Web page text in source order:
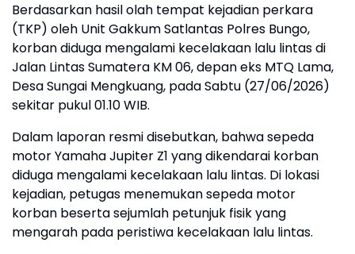
Berdasarkan hasil olah tempat kejadian perkara
(TKP) oleh Unit Gakkum Satlantas Polres Bungo,
korban diduga mengalami kecelakaan lalu lintas di
Jalan Lintas Sumatera KM 06, depan eks MTQ Lama,
Desa Sungai Mengkuang, pada Sabtu (27/06/2026)
sekitar pukul 01.10 WIB.
Dalam laporan resmi disebutkan, bahwa sepeda
motor Yamaha Jupiter Z1 yang dikendarai korban
diduga mengalami kecelakaan lalu lintas. Di lokasi
kejadian, petugas menemukan sepeda motor
korban beserta sejumlah petunjuk fisik yang
mengarah pada peristiwa kecelakaan lalu lintas.